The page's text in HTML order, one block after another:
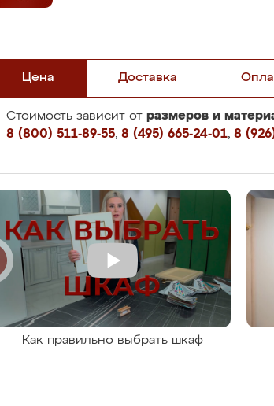
Цена Доставка
Стоимость зависит от размеров и
8 (800) 511-89-55, 8 (495) 665-24-01, 8
Как правильно выбрать шкаф